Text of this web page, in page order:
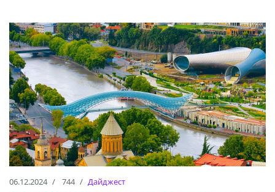
06.12.2024 744 Дайджест